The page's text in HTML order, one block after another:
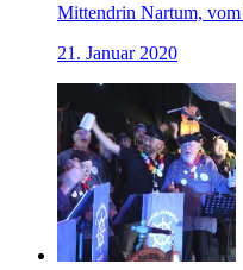
Mittendrin Nartum,
21. Januar 2020